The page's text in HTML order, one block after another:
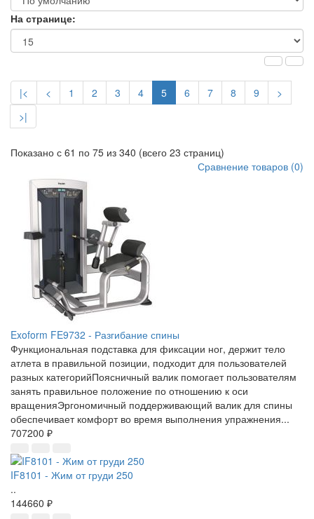
На странице:
|< < 1 2 3 4 5 6 7 8 9
>
>|
Показано с 61 по 75 из 340 (всего 23 страниц)
Сравнение товаров (0)
Exoform FE9732 - Разгибание спины
Функциональная подставка для фиксации ног, держит тело
атлета в правильной позиции, подходит для пользователей
разных категорийПоясничный валик помогает пользователям
занять правильное положение по отношению к оси
вращенияЭргономичный поддерживающий валик для спины
обеспечивает комфорт во время выполнения упражнения...
707200 ₽
IF8101 - Жим от груди 250
..
144660 ₽